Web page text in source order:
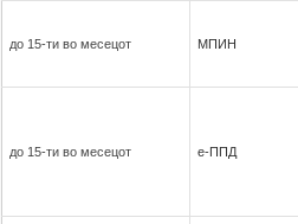
до 15-ти во месецот МПИН
до 15-ти во месецот е-ППД